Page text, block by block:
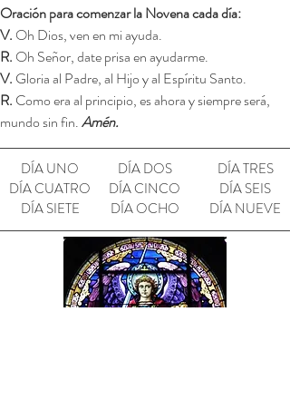
Oración para comenzar la Novena cada día:
V. Oh Dios, ven en mi ayuda.
R. Oh Señor, date prisa en ayudarme.
V. Gloria al Padre, al Hijo y al Espíritu Santo.
R. Como era al principio, es ahora y siempre será,
mundo sin fin.Amén.
DÍA UNO
DÍA CUATRO
DÍA SIETE
DÍA DOS
DÍA CINCO
DÍA OCHO
DÍA TRES
DÍA SEIS
DÍA NUEVE